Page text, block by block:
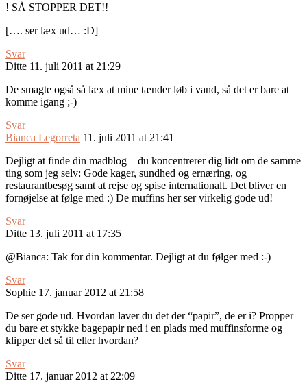
! SÅ STOPPER DET!!
[…. ser læx ud… :D]
Svar
Ditte 11. juli 2011 at 21:29
De smagte også så læx at mine tænder løb i vand, så det er bare at
komme igang ;-)
Svar
Bianca Legorreta 11. juli 2011 at 21:41
Dejligt at finde din madblog – du koncentrerer dig lidt om de samme
ting som jeg selv: Gode kager, sundhed og ernæring, og
restaurantbesøg samt at rejse og spise internationalt. Det bliver en
fornøjelse at følge med :) De muffins her ser virkelig gode ud!
Svar
Ditte 13. juli 2011 at 17:35
@Bianca: Tak for din kommentar. Dejligt at du følger med :-)
Svar
Sophie 17. januar 2012 at 21:58
De ser gode ud. Hvordan laver du det der “papir”, de er i? Propper
du bare et stykke bagepapir ned i en plads med muffinsforme og
klipper det så til eller hvordan?
Svar
Ditte 17. januar 2012 at 22:09